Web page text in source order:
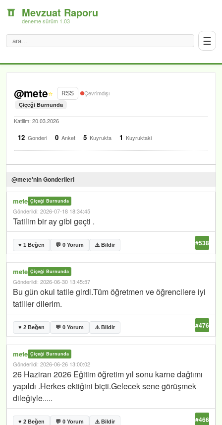
Mevzuat Raporu
deneme sürüm 1.03
☰
@mete⭐ RSS Çevrimdışı
Çiçeği Burnunda
Katilim: 20.03.2026
12 Gonderi 0 Anket 5 Kuyrukta 1 Kuyruktaki
@mete'nin Gonderileri
mete Çiçeği Burnunda
Gönderildi: 2026-07-18 18:34:45
Tatilim bir ay gibi geçti .
♥ 1 Beğen 💬 0 Yorum ⚠️ Bildir #538
mete Çiçeği Burnunda
Gönderildi: 2026-06-30 13:45:57
Bu gün okul tatile girdi.Tüm öğretmen ve öğrencilere iyi
tatiller dilerim.
♥ 2 Beğen 💬 0 Yorum ⚠️ Bildir #476
mete Çiçeği Burnunda
Gönderildi: 2026-06-26 13:00:02
26 Haziran 2026 Eğitim öğretim yıl sonu karne dağtımı
yapıldı .Herkes ektiğini biçti.Gelecek sene görüşmek
dileğiyle.....
♥ 2 Beğen 💬 0 Yorum ⚠️ Bildir #466